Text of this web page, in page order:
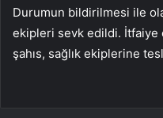
Durumun bildirilmesi ile
ekipleri sevk edildi. İtfaiye
şahıs, sağlık ekiplerine